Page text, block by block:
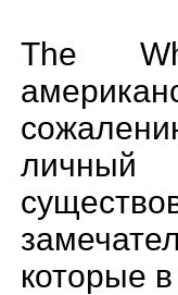
The
которые